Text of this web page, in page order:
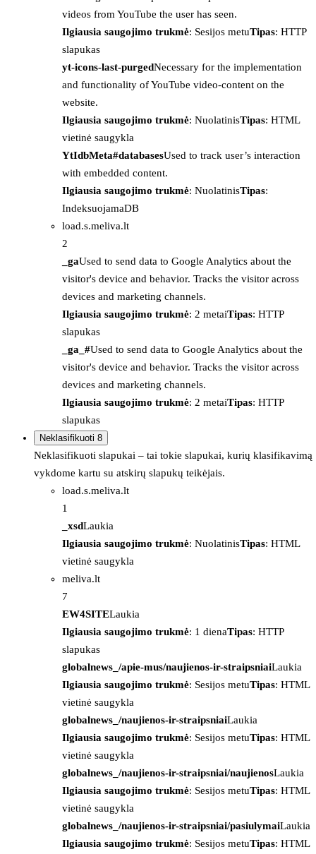
videos from YouTube the user has seen.
Ilgiausia saugojimo trukmė: Sesijos metuTipas: HTTP
slapukas
yt-icons-last-purgedNecessary for the implementation
and functionality of YouTube video-content on the
website.
Ilgiausia saugojimo trukmė: NuolatinisTipas: HTML
vietinė saugykla
YtIdbMeta#databasesUsed to track user’s interaction
with embedded content.
Ilgiausia saugojimo trukmė: NuolatinisTipas:
IndeksuojamaDB
load.s.meliva.lt
2
_gaUsed to send data to Google Analytics about the
visitor's device and behavior. Tracks the visitor across
devices and marketing channels.
Ilgiausia saugojimo trukmė: 2 metaiTipas: HTTP
slapukas
_ga_#Used to send data to Google Analytics about the
visitor's device and behavior. Tracks the visitor across
devices and marketing channels.
Ilgiausia saugojimo trukmė: 2 metaiTipas: HTTP
slapukas
Neklasifikuoti 8
Neklasifikuoti slapukai – tai tokie slapukai, kurių klasifikavimą
vykdome kartu su atskirų slapukų teikėjais.
load.s.meliva.lt
1
_xsdLaukia
Ilgiausia saugojimo trukmė: NuolatinisTipas: HTML
vietinė saugykla
meliva.lt
7
EW4SITELaukia
Ilgiausia saugojimo trukmė: 1 dienaTipas: HTTP
slapukas
globalnews_/apie-mus/naujienos-ir-straipsniaiLaukia
Ilgiausia saugojimo trukmė: Sesijos metuTipas: HTML
vietinė saugykla
globalnews_/naujienos-ir-straipsniaiLaukia
Ilgiausia saugojimo trukmė: Sesijos metuTipas: HTML
vietinė saugykla
globalnews_/naujienos-ir-straipsniai/naujienosLaukia
Ilgiausia saugojimo trukmė: Sesijos metuTipas: HTML
vietinė saugykla
globalnews_/naujienos-ir-straipsniai/pasiulymaiLaukia
Ilgiausia saugojimo trukmė: Sesijos metuTipas: HTML